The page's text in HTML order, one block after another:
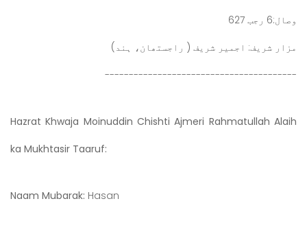
وصال:6 رجب 627
مزار شریف: اجمیر شریف ( راجستھان، ہند)
----------------------------------------
Hazrat Khwaja Moinuddin Chishti Ajmeri Rahmatullah Alaih
ka Mukhtasir Taaruf:
Naam Mubarak: Hasan